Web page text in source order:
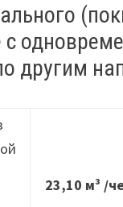
с
другим
23,10 м³ /